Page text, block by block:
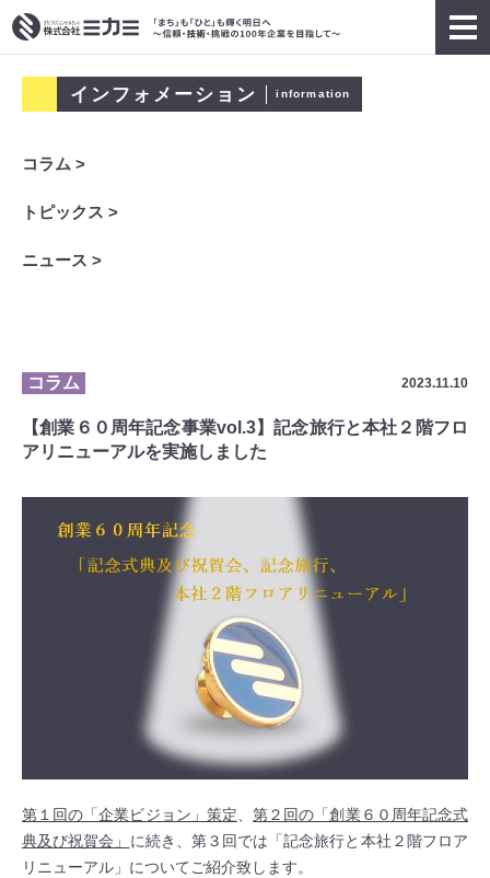
インフォメーション information
コラム >
トピックス >
ニュース >
コラム 2023.11.10
【創業６０周年記念事業vol.3】記念旅行と本社２階フロ
アリニューアルを実施しました
第１回の「企業ビジョン」策定 、第２回の「創業６０周年記念式
典及び祝賀会」 に続き、第３回では「記念旅行と本社２階フロア
リニューアル」についてご紹介致します。